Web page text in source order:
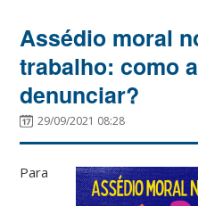
Assédio moral
trabalho: como
denunciar?
29/09/2021 08:28
Para